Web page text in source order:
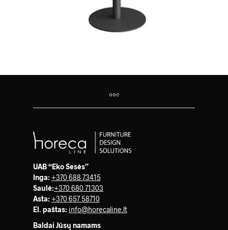
UAB “Eko Sesės”
Inga: +370 688 73415
Saulė:+370 680 71303
Asta: +370 657 58710
El. paštas: info@horecaline.lt
Baldai Jūsų namams